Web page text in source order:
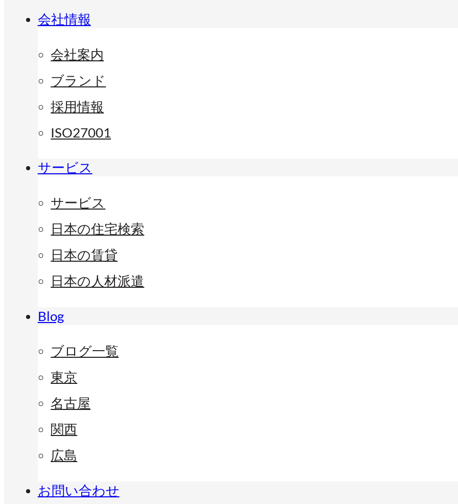
会社情報
会社案内
ブランド
採用情報
ISO27001
サービス
サービス
日本の住宅検索
日本の賃貸
日本の人材派遣
Blog
ブログ一覧
東京
名古屋
関西
広島
お問い合わせ